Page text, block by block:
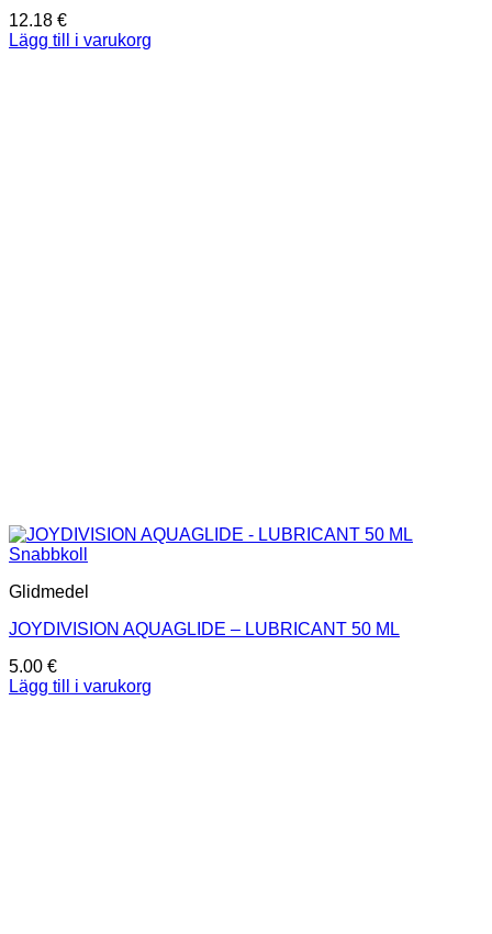
12.18 €
Lägg till i varukorg
Snabbkoll
Glidmedel
JOYDIVISION AQUAGLIDE – LUBRICANT 50 ML
5.00 €
Lägg till i varukorg